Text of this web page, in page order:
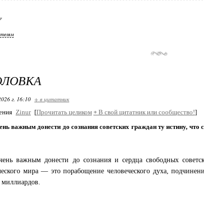
г. 16:10 + в цитатник
Zinur [Прочитать целиком + В свой цитатник или сообщество!]
важным донести до сознания советских граждан ту истину,
важным донести до сознания и сердца свободных
мира — это порабощение человеческого духа,